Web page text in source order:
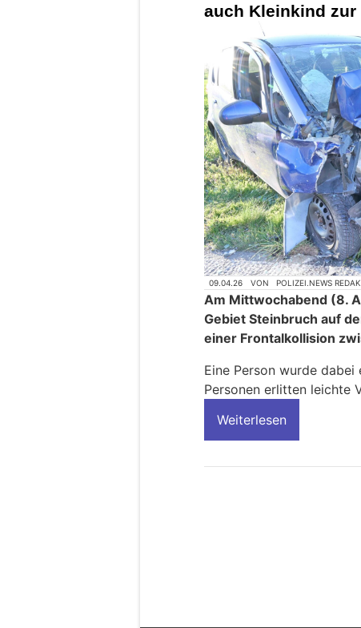
auch Kleinkind
09.04.26 VON POLIZEI.NEWS
Am Mittwochabend (8.
Gebiet Steinbruch auf
einer Frontalkollision
Eine Person wurde
Personen erlitten leichte
Weiterlesen